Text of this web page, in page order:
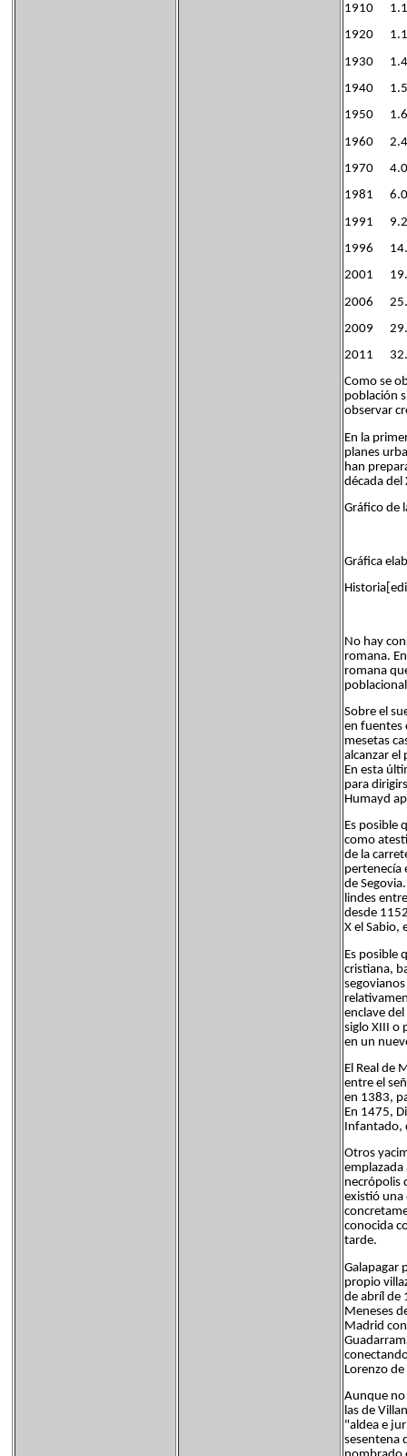
1910
1920
1930
1940
1950
1960
1970
1981
1991
1996
2001
2006
2009
2011
Como se
población
observar
En la
planes
han
década del
Gráfico de
Gráfica
No hay
romana.
romana
Sobre el
en fuentes
mesetas
alcanzar el
En esta
para
Humayd
Es posible
como
de la
pertenecía
de
lindes
desde
X el Sabio,
Es posible
cristiana,
enclave
siglo XIII o
en un
El Real de
entre el
en 1383,
En 1475,
Infantado,
Otros
emplazada
necrópolis
existió una
conocida
tarde.
Galapagar
propio
de abríl de
Meneses
Madrid
Lorenzo
Aunque no
las de
"aldea e
sesentena